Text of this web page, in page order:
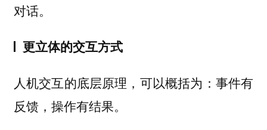
对话。
更立体的交互方式
人机交互的底层原理，可以概括为： 事件有
反馈，操作有结果。